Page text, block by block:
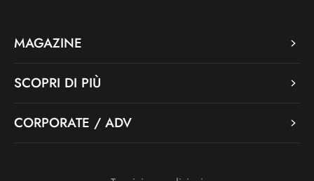
MAGAZINE
SCOPRI DI PIÙ
CORPORATE / ADV